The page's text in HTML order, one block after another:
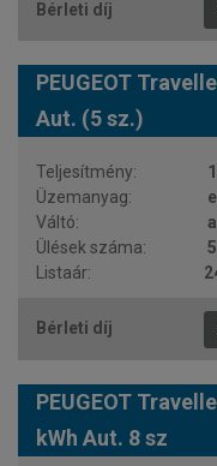
PEUGEOT
Aut. (5 sz.)
PEUGEOT
kWh Aut. 8 sz